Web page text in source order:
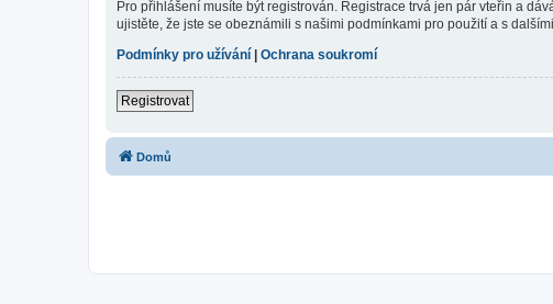
Pro přihlášení musíte být registrován. Registrace trvá jen pár vteřin a
ujistěte, že jste se obeznámili s našimi podmínkami pro použití a s
Podmínky pro užívání
Ochrana soukromí
Registrovat
Domů